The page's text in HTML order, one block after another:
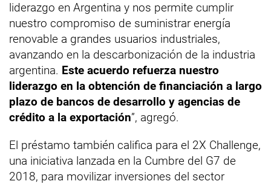
liderazgo en Argentina y nos permite cumplir
nuestro compromiso de suministrar energía
renovable a grandes usuarios industriales,
avanzando en la descarbonización de la industria
argentina. Este acuerdo refuerza nuestro
liderazgo en la obtención de financiación a largo
plazo de bancos de desarrollo y agencias de
crédito a la exportación”, agregó.
El préstamo también califica para el 2X Challenge,
una iniciativa lanzada en la Cumbre del G7 de
2018, para movilizar inversiones del sector